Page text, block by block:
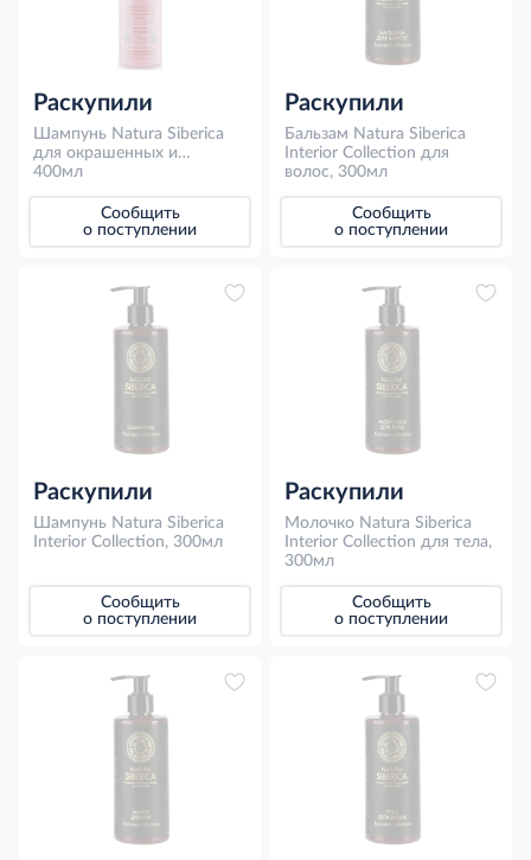
Раскупили
Шампунь Natura Siberica
для окрашенных и
поврежденных волос
400мл
Сообщить
о поступлении
Раскупили
Бальзам Natura Siberica
Interior Collection для
волос, 300мл
Сообщить
о поступлении
Раскупили
Шампунь Natura Siberica
Interior Collection, 300мл
Сообщить
о поступлении
Раскупили
Молочко Natura Siberica
Interior Collection для тела,
300мл
Сообщить
о поступлении